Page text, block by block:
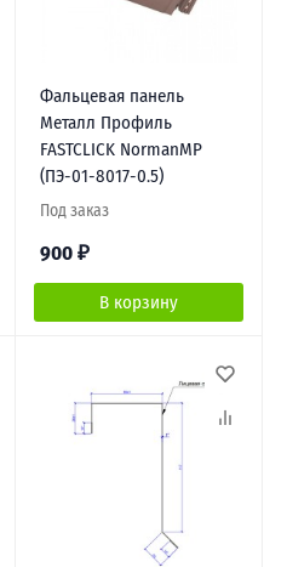
Фальцевая панель
Металл Профиль
FASTCLICK NormanMP
(ПЭ-01-8017-0.5)
Под заказ
900 ₽
В корзину